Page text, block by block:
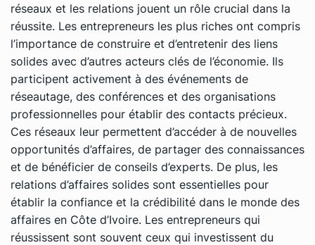
réseaux et les relations jouent un rôle crucial dans la
réussite. Les entrepreneurs les plus riches ont compris
l’importance de construire et d’entretenir des liens
solides avec d’autres acteurs clés de l’économie. Ils
participent activement à des événements de
réseautage, des conférences et des organisations
professionnelles pour établir des contacts précieux.
Ces réseaux leur permettent d’accéder à de nouvelles
opportunités d’affaires, de partager des connaissances
et de bénéficier de conseils d’experts. De plus, les
relations d’affaires solides sont essentielles pour
établir la confiance et la crédibilité dans le monde des
affaires en Côte d’Ivoire. Les entrepreneurs qui
réussissent sont souvent ceux qui investissent du